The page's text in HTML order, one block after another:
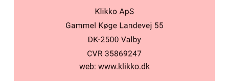
web: www.klikko.dk